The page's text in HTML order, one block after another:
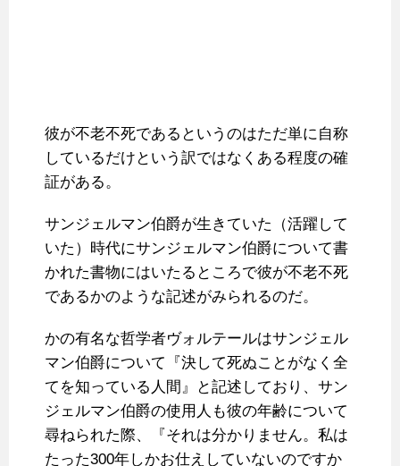
彼が不老不死であるというのはただ単に自称
しているだけという訳ではなくある程度の確
証がある。
サンジェルマン伯爵が生きていた（活躍して
いた）時代にサンジェルマン伯爵について書
かれた書物にはいたるところで彼が不老不死
であるかのような記述がみられるのだ。
かの有名な哲学者ヴォルテールはサンジェル
マン伯爵について『決して死ぬことがなく全
てを知っている人間』と記述しており、サン
ジェルマン伯爵の使用人も彼の年齢について
尋ねられた際、『それは分かりません。私は
たった300年しかお仕えしていないのですか